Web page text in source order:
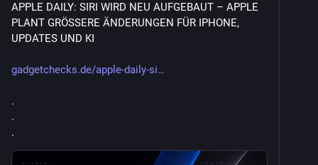
APPLE DAILY: SIRI WIRD NEU AUFGEBAUT – APPLE
PLANT GRÖSSERE ÄNDERUNGEN FÜR IPHONE,
UPDATES UND KI
gadgetchecks.de/apple-daily-si
.
.
.